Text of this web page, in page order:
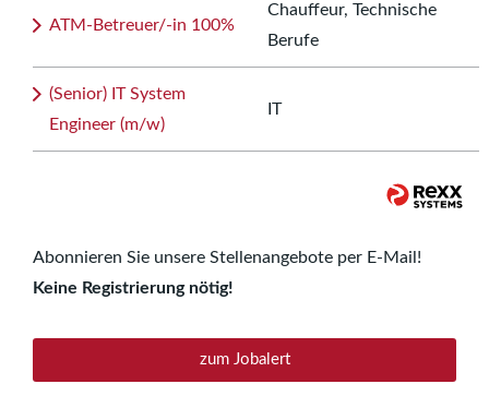
ATM-Betreuer/-in 100%
Chauffeur, Technische
Berufe
(Senior) IT System
Engineer (m/w)
IT
Abonnieren Sie unsere Stellenangebote per E-Mail!
Keine Registrierung nötig!
zum Jobalert